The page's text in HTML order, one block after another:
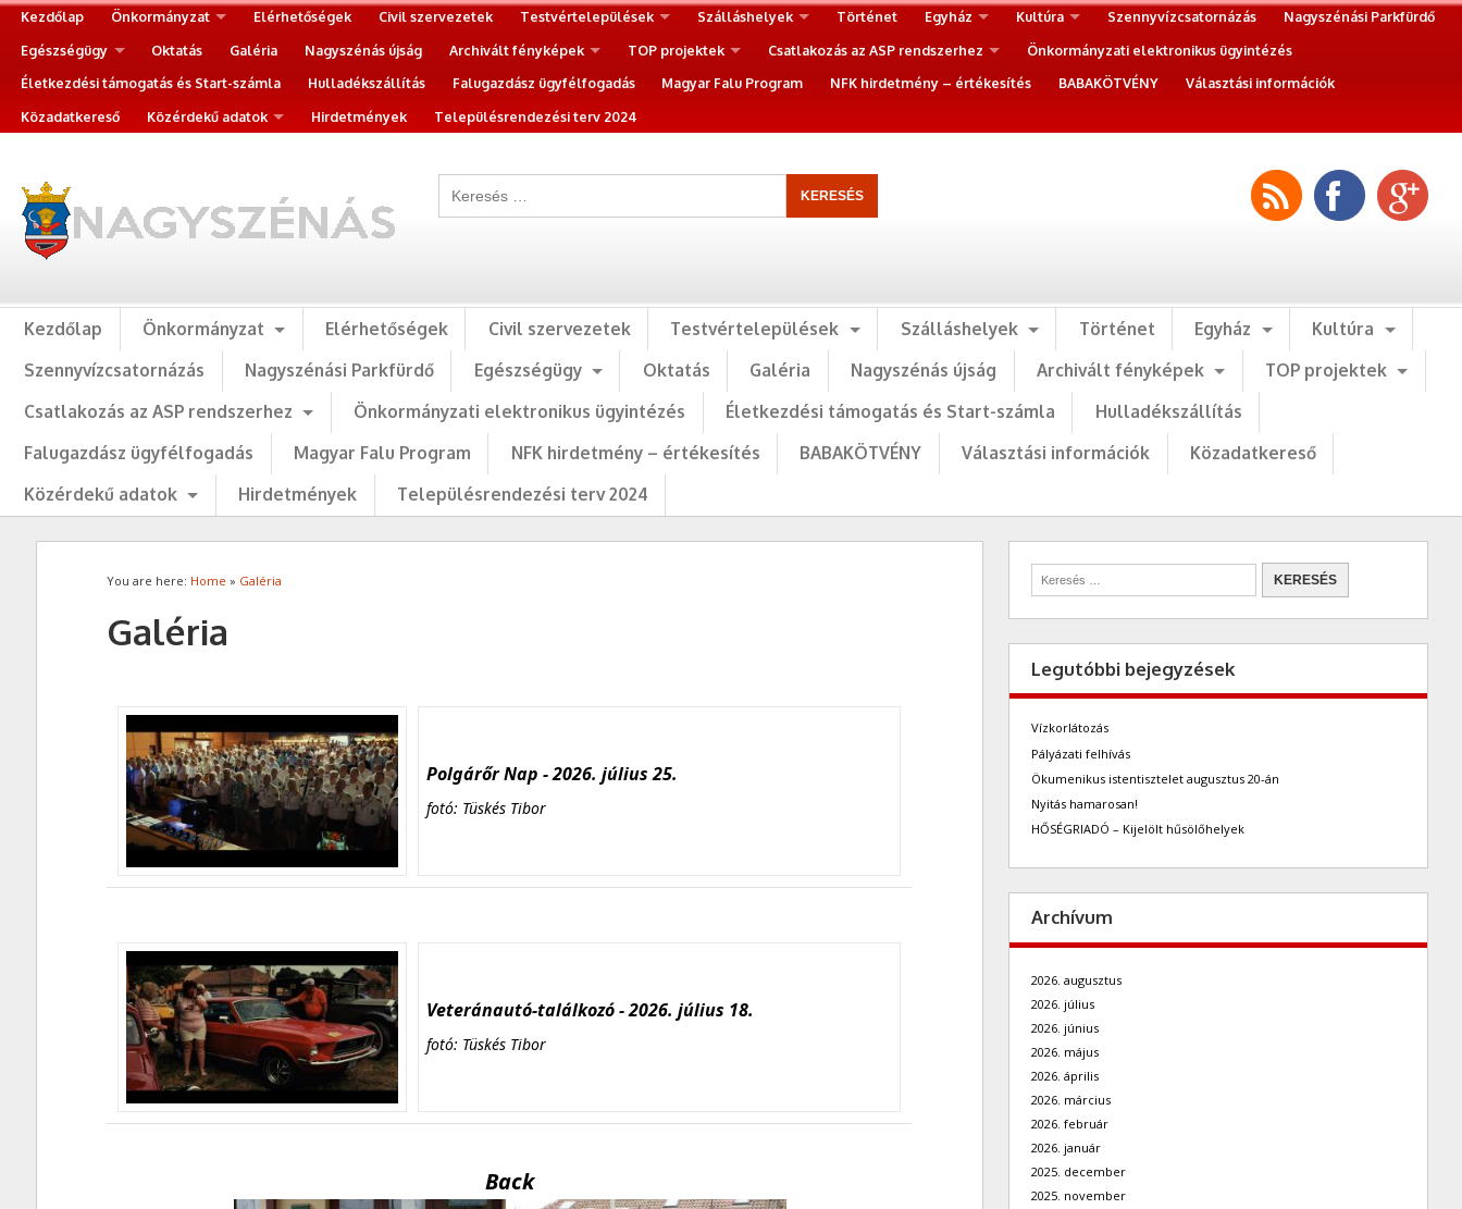
Kezdőlap Önkormányzat Elérhetőségek Civil szervezetek Testvértelepülések Szálláshelyek Történet Egyház Kultúra Szennyvízcsatornázás
Nagyszénási Parkfürdő
Egészségügy
Oktatás Galéria Nagyszénás újság Archivált fényképek TOP projektek Csatlakozás az ASP rendszerhez
Önkormányzati elektronikus ügyintézés
Életkezdési támogatás és Start-számla
Hulladékszállítás Falugazdász ügyfélfogadás Magyar Falu Program NFK hirdetmény – értékesítés BABAKÖTVÉNY
Választási információk
Közadatkereső
Közérdekű adatok Hirdetmények Településrendezési terv 2024
Kezdőlap Önkormányzat Elérhetőségek Civil szervezetek Testvértelepülések Szálláshelyek Történet Egyház
Kultúra
Szennyvízcsatornázás
Nagyszénási Parkfürdő Egészségügy Oktatás Galéria Nagyszénás újság Archivált fényképek
TOP projektek
Csatlakozás az ASP rendszerhez
Önkormányzati elektronikus ügyintézés Életkezdési támogatás és Start-számla
Hulladékszállítás
Falugazdász ügyfélfogadás
Magyar Falu Program NFK hirdetmény – értékesítés BABAKÖTVÉNY Választási információk
Közadatkereső
Közérdekű adatok
Hirdetmények Településrendezési terv 2024
You are here: Home » Galéria
Galéria
Polgárőr Nap - 2026. július 25.
fotó: Tüskés Tibor
Veteránautó-találkozó - 2026. július 18.
fotó: Tüskés Tibor
Back
Legutóbbi bejegyzések
Vízkorlátozás
Pályázati felhívás
Ökumenikus istentisztelet augusztus 20-án
Nyitás hamarosan!
HŐSÉGRIADÓ – Kijelölt hűsölőhelyek
Archívum
2026. augusztus
2026. július
2026. június
2026. május
2026. április
2026. március
2026. február
2026. január
2025. december
2025. november